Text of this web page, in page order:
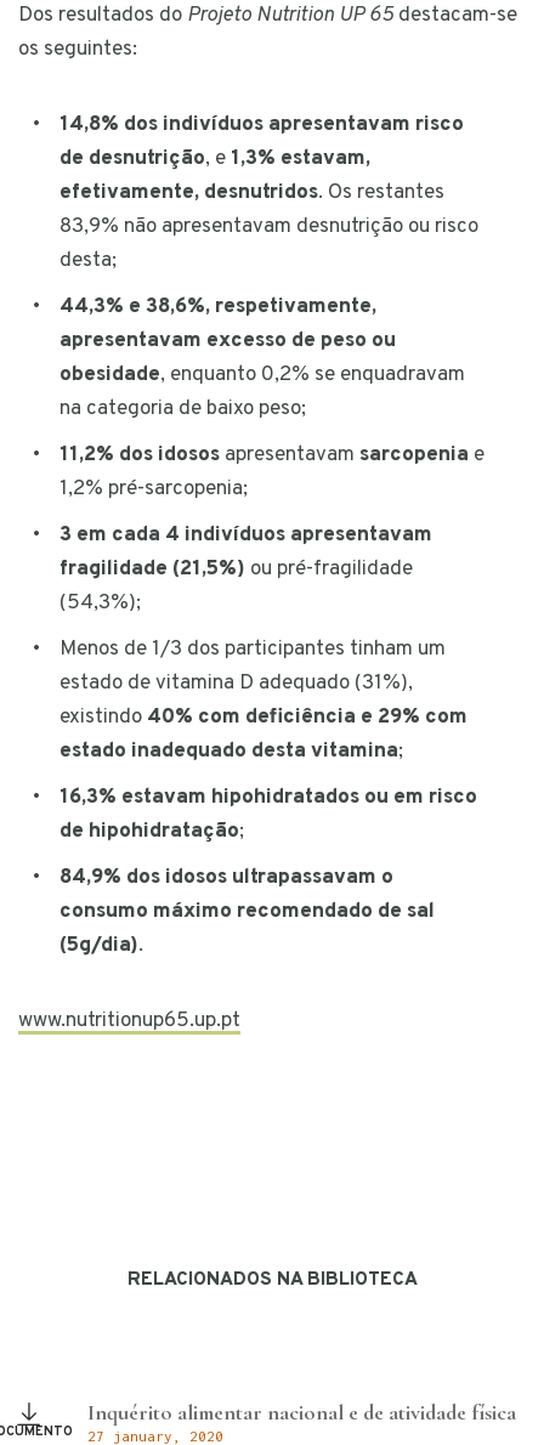
Dos resultados do Projeto Nutrition UP 65destacam-se
os seguintes:
14,8% dos indivíduos apresentavam risco
de desnutrição, e 1,3% estavam,
efetivamente, desnutridos. Os restantes
83,9% não apresentavam desnutrição ou risco
desta;
44,3% e 38,6%, respetivamente,
apresentavam excesso de peso ou
obesidade, enquanto 0,2% se enquadravam
na categoria de baixo peso;
11,2% dos idosos apresentavam sarcopenia e
1,2% pré-sarcopenia;
3 em cada 4 indivíduos apresentavam
fragilidade (21,5%) ou pré-fragilidade
(54,3%);
Menos de 1/3 dos participantes tinham um
estado de vitamina D adequado (31%),
existindo 40% com deficiência e 29% com
estado inadequado desta vitamina;
16,3% estavam hipohidratados ou em risco
de hipohidratação;
84,9% dos idosos ultrapassavam o
consumo máximo recomendado de sal
(5g/dia).
www.nutritionup65.up.pt
RELACIONADOS NA BIBLIOTECA
Inquérito alimentar nacional e de atividade física
27 january, 2020